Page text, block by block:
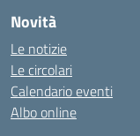
Novità
Le notizie
Le circolari
Calendario eventi
Albo online